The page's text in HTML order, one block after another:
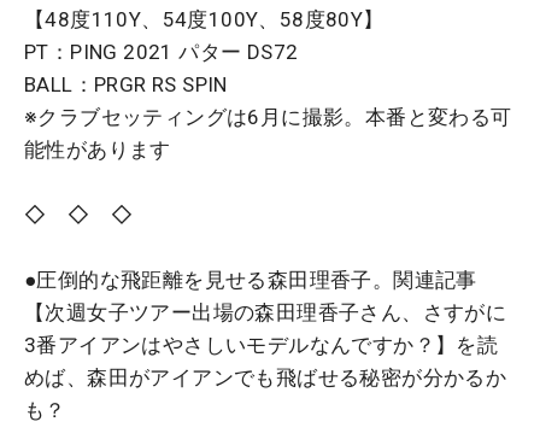
【48度110Y、54度100Y、58度80Y】
PT：PING 2021 パター DS72
BALL：PRGR RS SPIN
※クラブセッティングは6月に撮影。本番と変わる可
能性があります
◇ ◇ ◇
●圧倒的な飛距離を見せる森田理香子。関連記事
【次週女子ツアー出場の森田理香子さん、さすがに
3番アイアンはやさしいモデルなんですか？】を読
めば、森田がアイアンでも飛ばせる秘密が分かるか
も？